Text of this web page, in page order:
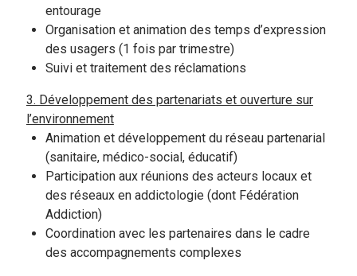
entourage
Organisation et animation des temps d’expression
des usagers (1 fois par trimestre)
Suivi et traitement des réclamations
3. Développement des partenariats et ouverture sur
l’environnement
Animation et développement du réseau partenarial
(sanitaire, médico-social, éducatif)
Participation aux réunions des acteurs locaux et
des réseaux en addictologie (dont Fédération
Addiction)
Coordination avec les partenaires dans le cadre
des accompagnements complexes